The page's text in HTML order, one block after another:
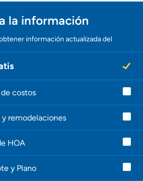
la información
información actualizada del
costos
remodelaciones
HOA
y Plano